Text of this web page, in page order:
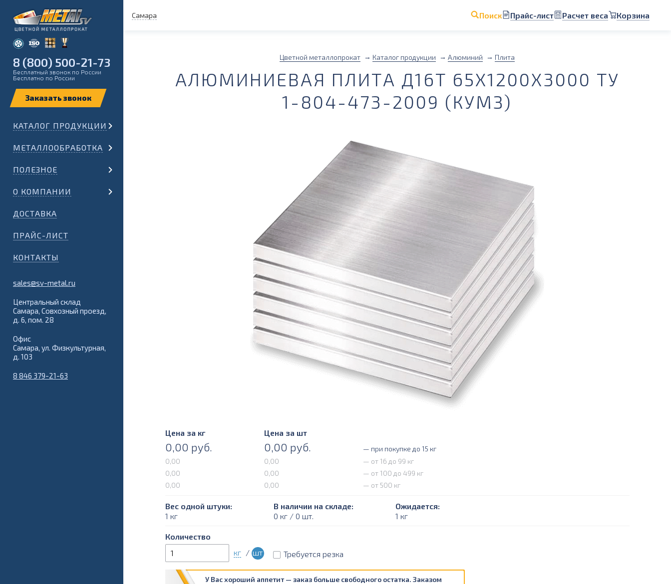
Самара Поиск Прайс-лист Расчет веса Корзина
8 (800) 500-21-73
Бесплатный звонок по России
Бесплатно по России
КАТАЛОГ ПРОДУКЦИИ
МЕТАЛЛООБРАБОТКА
ПОЛЕЗНОЕ
О КОМПАНИИ
ДОСТАВКА
ПРАЙС-ЛИСТ
КОНТАКТЫ
sales@sv-metal.ru
Центральный склад
Самара, Совхозный проезд,
д. 6, пом. 28
Офис
Самара, ул. Физкультурная,
д. 103
8 846 379-21-63
Цветной металлопрокат Каталог продукции Алюминий Плита
АЛЮМИНИЕВАЯ ПЛИТА Д16Т 65Х1200Х3000 ТУ
1-804-473-2009 (КУМЗ)
Цена за кг Цена за шт
0,00 руб. 0,00 руб.
— при покупке до 15 кг
0,00
0,00
— от 16 до 99 кг
0,00
0,00
— от 100 до 499 кг
0,00
0,00 — от 500 кг
Вес одной штуки:
1 кг
В наличии на складе:
0 кг / 0 шт.
Ожидается:
1 кг
Количество
кг / шт Требуется резка
У Вас хороший аппетит — заказ больше свободного остатка. Заказом